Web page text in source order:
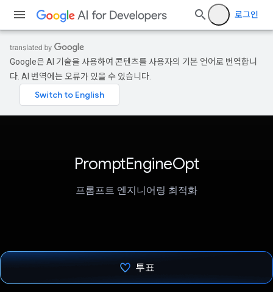
로그인
Google은 AI 기술을 사용하여 콘텐츠를 사용자의 기본 언어로 번역합니
다. AI 번역에는 오류가 있을 수 있습니다.
PromptEngineOpt
프롬프트 엔지니어링 최적화
투표